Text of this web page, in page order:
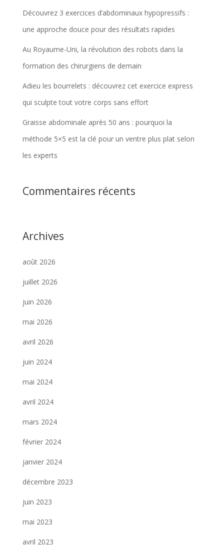
Découvrez 3 exercices d’abdominaux hypopressifs :
une approche douce pour des résultats rapides
Au Royaume-Uni, la révolution des robots dans la
formation des chirurgiens de demain
Adieu les bourrelets : découvrez cet exercice express
qui sculpte tout votre corps sans effort
Graisse abdominale après 50 ans : pourquoi la
méthode 5×5 est la clé pour un ventre plus plat selon
les experts
Commentaires récents
Archives
août 2026
juillet 2026
juin 2026
mai 2026
avril 2026
juin 2024
mai 2024
avril 2024
mars 2024
février 2024
janvier 2024
décembre 2023
juin 2023
mai 2023
avril 2023